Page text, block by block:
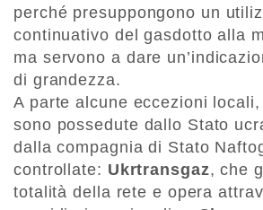
perché presuppongono un
continuativo del gasdotto alla
ma servono a dare
di grandezza.
A parte alcune eccezioni
sono possedute dallo Stato
dalla compagnia di Stato
controllate: Ukrtransgaz, che
totalità della rete e opera